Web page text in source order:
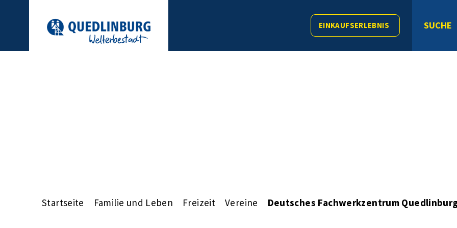
EINKAUFSERLEBNIS SUCHE
Startseite Familie und Leben Freizeit Vereine Deutsches Fachwerkzentrum